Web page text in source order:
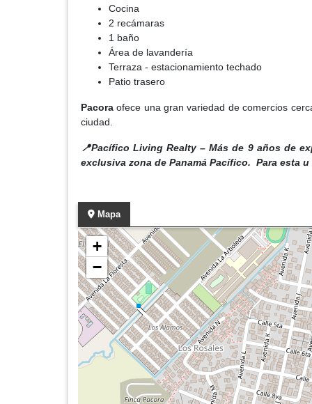
Cocina
2 recámaras
1 baño
Área de lavandería
Terraza - estacionamiento techado
Patio trasero
Pacora ofece una gran variedad de comercios
ciudad.
📍Pacífico Living Realty – Más de 9 años de
exclusiva zona de Panamá Pacífico. Para esta
Mapa
+
−